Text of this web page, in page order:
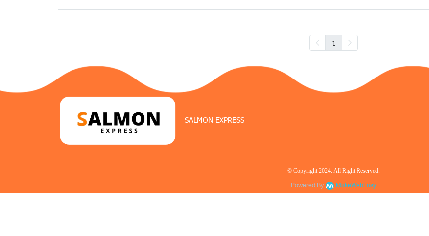
1
SALMON EXPRESS
© Copyright 2024. All Right Reserved.
Powered By MakeWebEasy